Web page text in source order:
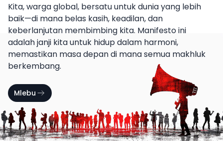
Kita, warga global, bersatu untuk dunia yang lebih
baik—di mana belas kasih, keadilan, dan
keberlanjutan membimbing kita. Manifesto ini
adalah janji kita untuk hidup dalam harmoni,
memastikan masa depan di mana semua makhluk
berkembang.
Mlebu